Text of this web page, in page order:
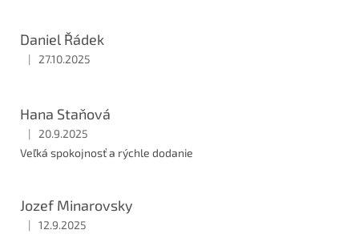
Daniel Řádek
Hodnocení obchodu je 5 z 5 hvězdiček.
| 27.10.2025
Hana Staňová
Hodnocení obchodu je 5 z 5 hvězdiček.
|
20.9.2025
Veľká spokojnosť a rýchle dodanie
Jozef Minarovsky
Hodnocení obchodu je 5 z 5 hvězdiček.
| 12.9.2025